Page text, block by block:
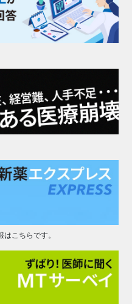
こちらです。